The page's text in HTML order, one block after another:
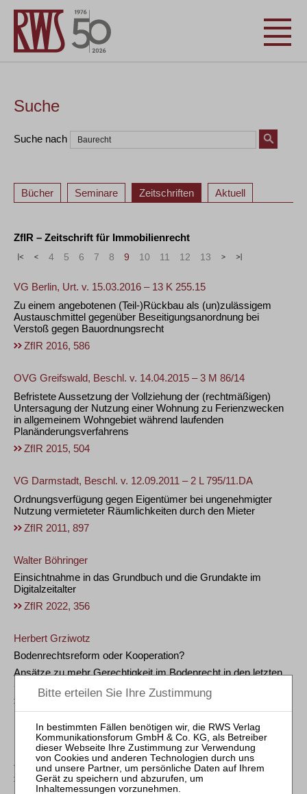
Suche
Suche nach
Bücher Seminare Zeitschriften Aktuell
ZfIR – Zeitschrift für Immobilienrecht
« < 4 5 6 7 8 9 10 11 12 13 > »
VG Berlin, Urt. v. 15.03.2016 – 13 K 255.15
Zu einem angebotenen (Teil-)Rückbau als (un)zulässigem
Austauschmittel gegenüber Beseitigungsanordnung bei
Verstoß gegen Bauordnungsrecht
ZfIR 2016, 586
OVG Greifswald, Beschl. v. 14.04.2015 – 3 M 86/14
Befristete Aussetzung der Vollziehung der (rechtmäßigen)
Untersagung der Nutzung einer Wohnung zu Ferienzwecken
in allgemeinem Wohngebiet während laufenden
Planänderungsverfahrens
ZfIR 2015, 504
VG Darmstadt, Beschl. v. 12.09.2011 – 2 L 795/11.DA
Ordnungsverfügung gegen Eigentümer bei ungenehmigter
Nutzung vermieteter Räumlichkeiten durch den Mieter
ZfIR 2011, 897
Walter Böhringer
Einsichtnahme in das Grundbuch und die Grundakte im
Digitalzeitalter
ZfIR 2022, 356
Herbert Grziwotz
Bodenrechtsreform oder Kooperation?
Ansätze zu mehr Gerechtigkeit im Bodenrecht in den letzten
Rainer Burbulla
Baulasten: Häufige Problemfelder in der Praxis und der
Zwangsversteigerung
ZfIR 2018, 717